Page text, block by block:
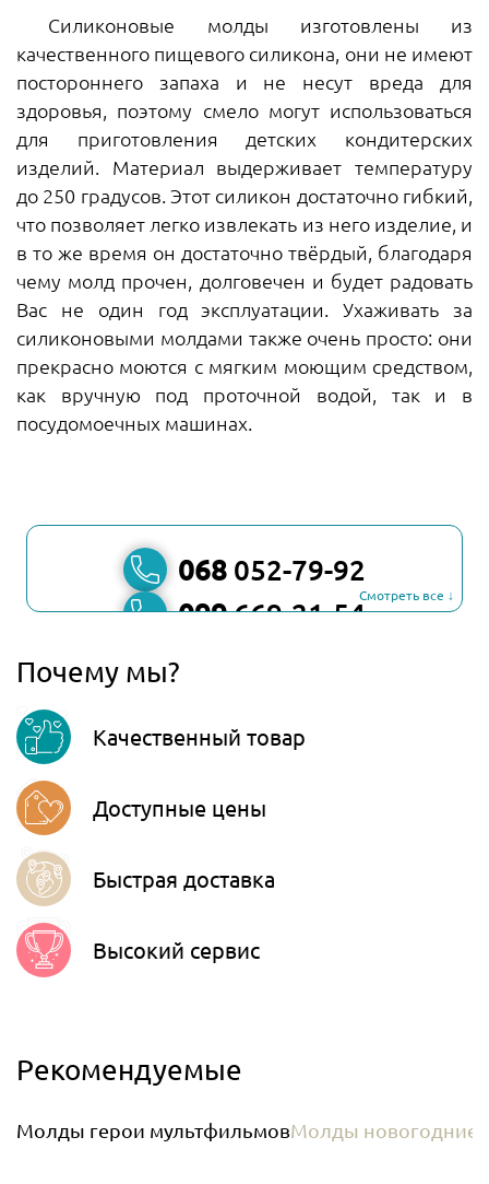
Силиконовые молды изготовлены из
качественного пищевого силикона, они не имеют
постороннего запаха и не несут вреда для
здоровья, поэтому смело могут использоваться
для приготовления детских кондитерских
изделий. Материал выдерживает температуру
до 250 градусов. Этот силикон достаточно гибкий,
что позволяет легко извлекать из него изделие, и
в то же время он достаточно твёрдый, благодаря
чему молд прочен, долговечен и будет радовать
Вас не один год эксплуатации. Ухаживать за
силиконовыми молдами также очень просто: они
прекрасно моются с мягким моющим средством,
как вручную под проточной водой, так и в
посудомоечных машинах.
068 052-79-92
099669-21-54
067
Telegram
Смотреть все ↓
Почему мы?
Качественный товар
Доступные цены
Быстрая доставка
Высокий сервис
Рекомендуемые
Молды герои мультфильмовМолды новогодние